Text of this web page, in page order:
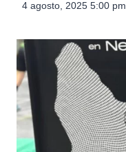
4 agosto, 2025 5:00 pm